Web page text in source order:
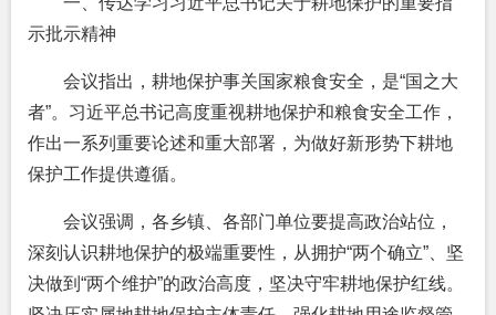
示批示精神
会议指出，耕地保护事关国家粮食安全，是“国之大
者”。习近平总书记高度重视耕地保护和粮食安全工作，
作出一系列重要论述和重大部署，为做好新形势下耕地
保护工作提供遵循。
会议强调，各乡镇、各部门单位要提高政治站位，
深刻认识耕地保护的极端重要性，从拥护“两个确立”、坚
决做到“两个维护”的政治高度，坚决守牢耕地保护红线。